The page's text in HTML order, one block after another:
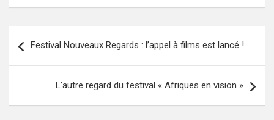
de
Festival Nouveaux Regards : l’appel à films est lancé !
L’autre regard du festival « Afriques en vision »